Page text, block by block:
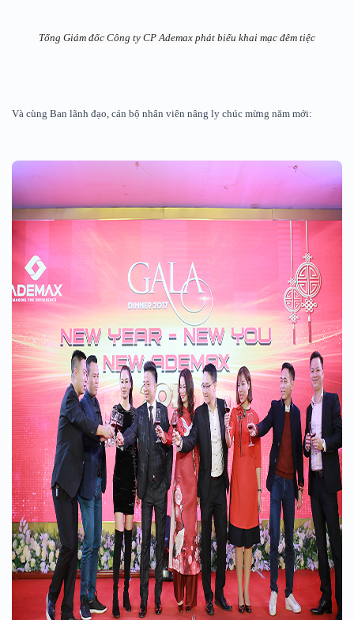
Tổng Giám đốc Công ty CP Ademax phát biểu khai mạc đêm tiệc
Và cùng Ban lãnh đạo, cán bộ nhân viên nâng ly chúc mừng năm mới: